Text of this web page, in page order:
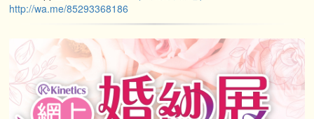
http://wa.me/85293368186